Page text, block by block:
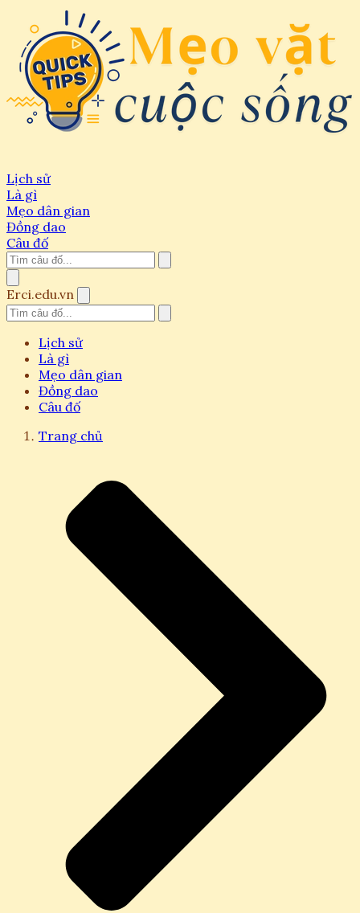
Lịch sử
Là gì
Mẹo dân gian
Đồng dao
Câu đố
Erci.edu.vn
Lịch sử
Là gì
Mẹo dân gian
Đồng dao
Câu đố
Trang chủ